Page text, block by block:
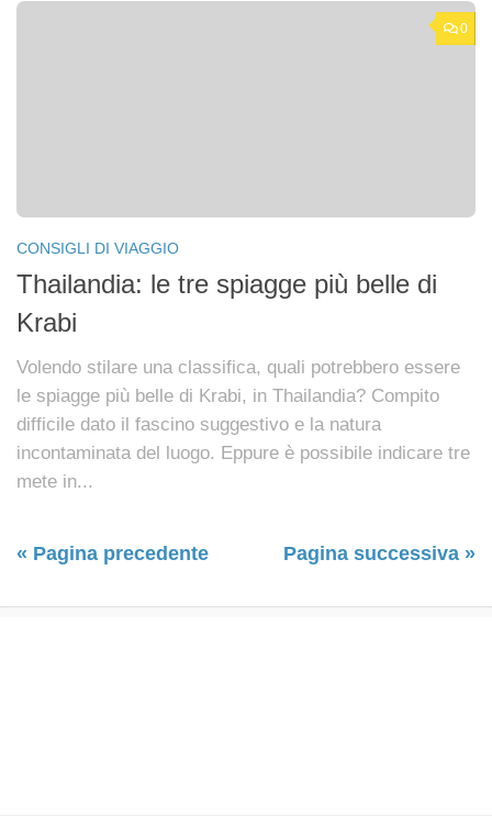
0
CONSIGLI DI VIAGGIO
Thailandia: le tre spiagge più belle di
Krabi
Volendo stilare una classifica, quali potrebbero essere
le spiagge più belle di Krabi, in Thailandia? Compito
difficile dato il fascino suggestivo e la natura
incontaminata del luogo. Eppure è possibile indicare tre
mete in...
« Pagina precedente Pagina successiva »